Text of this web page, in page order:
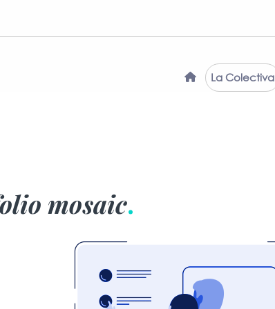
La Colectiva
mosaic.